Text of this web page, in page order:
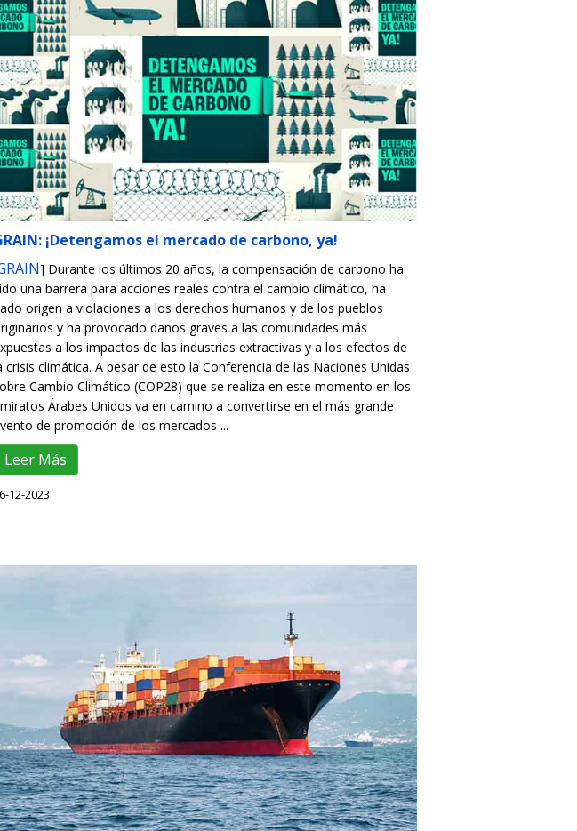
¡Detengamos el mercado de carbono, ya!
] Durante los últimos 20 años, la compensación de carbono ha
una barrera para acciones reales contra el cambio climático, ha
origen a violaciones a los derechos humanos y de los pueblos
y ha provocado daños graves a las comunidades más
a los impactos de las industrias extractivas y a los efectos de
crisis climática. A pesar de esto la Conferencia de las Naciones Unidas
Cambio Climático (COP28) que se realiza en este momento en los
Árabes Unidos va en camino a convertirse en el más grande
de promoción de los mercados ...
Leer Más
12-2023